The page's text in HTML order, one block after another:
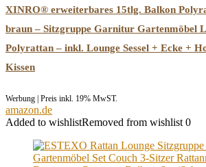
XINRO® erweiterbares 15tlg. Balkon
braun – Sitzgruppe Garnitur Gartenmöbel
Polyrattan – inkl. Lounge Sessel + Ecke +
Kissen
Werbung | Preis inkl. 19% MwST.
amazon.de
Added to wishlistRemoved from wishlist 0